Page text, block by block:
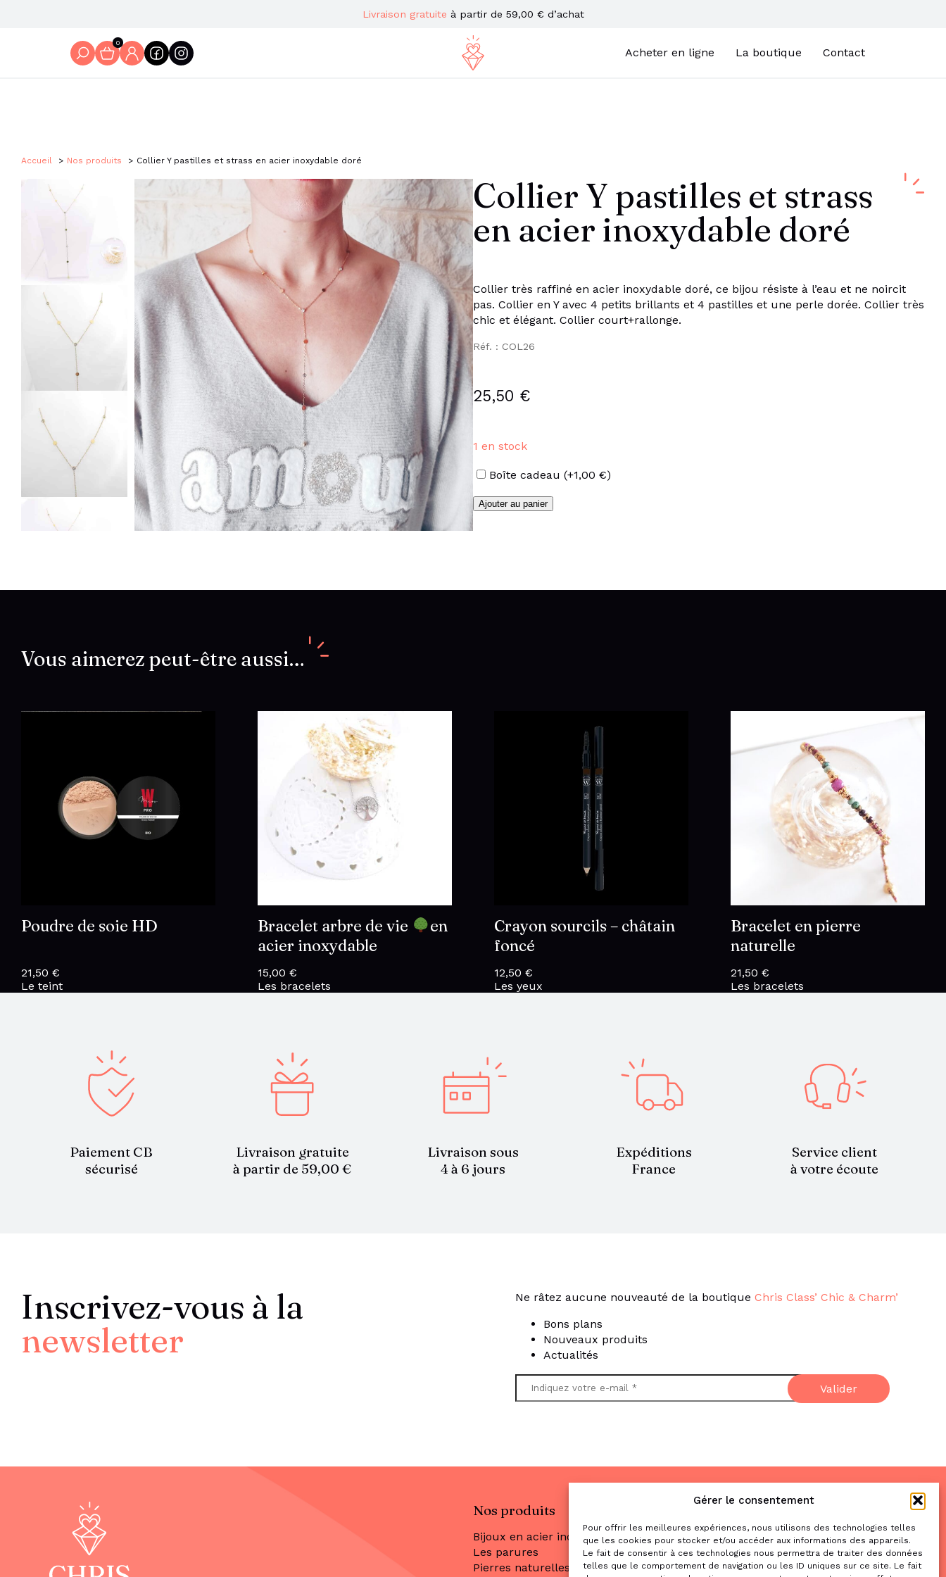
Gérer le consentement
Pour offrir les meilleures expériences, nous utilisons des technologies telles
que les cookies pour stocker et/ou accéder aux informations des appareils.
Le fait de consentir à ces technologies nous permettra de traiter des données
telles que le comportement de navigation ou les ID uniques sur ce site. Le fait
Livraison gratuite à partir de 59,00 € d’achat
0
Acheter en ligne La boutique Contact
Accueil Nos produits Collier Y pastilles et strass en acier inoxydable doré
Collier Y pastilles et strass
en acier inoxydable doré
Collier très raffiné en acier inoxydable doré, ce bijou résiste à l’eau et ne noircit
pas. Collier en Y avec 4 petits brillants et 4 pastilles et une perle dorée. Collier très
chic et élégant. Collier court+rallonge.
Réf. : COL26
25,50 €
1 en stock
Options
Boîte cadeau (+1,00 €)
quantité
Ajouter au panier
Vous aimerez peut-être aussi…
Poudre de soie HD
21,50 €
Le teint
Bracelet arbre de vie
en
acier inoxydable
15,00 €
Les bracelets
Crayon sourcils – châtain
foncé
12,50 €
Les yeux
Bracelet en pierre
naturelle
21,50 €
Les bracelets
Paiement CB
sécurisé
Livraison gratuite
à partir de 59,00 €
Livraison sous
4 à 6 jours
Expéditions
France
Service client
à votre écoute
Inscrivez-vous à la
newsletter
Ne râtez aucune nouveauté de la boutique Chris Class’ Chic & Charm’
Bons plans
Nouveaux produits
Actualités
Nos produits
Bijoux en acier inoxydable
Les parures
Pierres naturelles
& nous contacter
2 place de la Liberté
31470 Saint-Lys